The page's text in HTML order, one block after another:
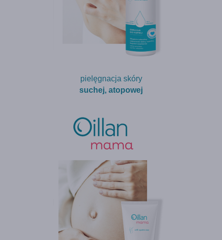
pielęgnacja skóry
suchej, atopowej